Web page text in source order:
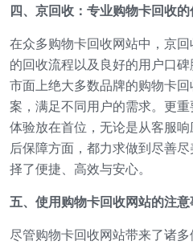
四、京回收：专业购物卡回收
在众多购物卡回收网站中，京
的回收流程以及良好的用户口
市面上绝大多数品牌的购物卡
案，满足不同用户的需求。更
体验放在首位，无论是从客服
后保障方面，都力求做到尽善
择了便捷、高效与安心。
五、使用购物卡回收网站的注
尽管购物卡回收网站带来了诸